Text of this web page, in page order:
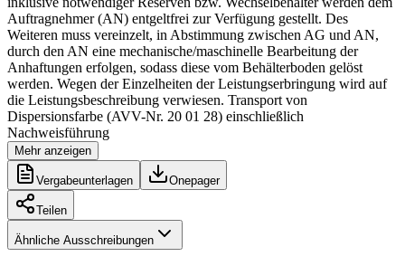
Auftragnehmer (AN) entgeltfrei zur Verfügung gestellt. Des
Weiteren muss vereinzelt, in Abstimmung zwischen AG und AN,
durch den AN eine mechanische/maschinelle Bearbeitung der
Anhaftungen erfolgen, sodass diese vom Behälterboden gelöst
werden. Wegen der Einzelheiten der Leistungserbringung wird auf
die Leistungsbeschreibung verwiesen. Transport von
Dispersionsfarbe (AVV-Nr. 20 01 28) einschließlich
Nachweisführung
Mehr anzeigen
Vergabeunterlagen Onepager
Teilen
Ähnliche Ausschreibungen